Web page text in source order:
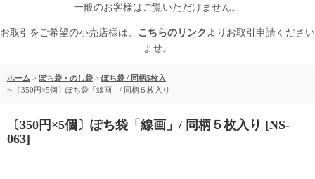
一般のお客様はご覧いただけません。
お取引をご希望の小売店様は、 こちらのリンク よりお取引申請ください
ませ。
ホーム > ぽち袋・のし袋 > ぽち袋 / 同柄5枚入
>
〔350円×5個〕ぽち袋「線画」/ 同柄５枚入り
〔350円×5個〕ぽち袋「線画」/ 同柄５枚入り [NS-
063]